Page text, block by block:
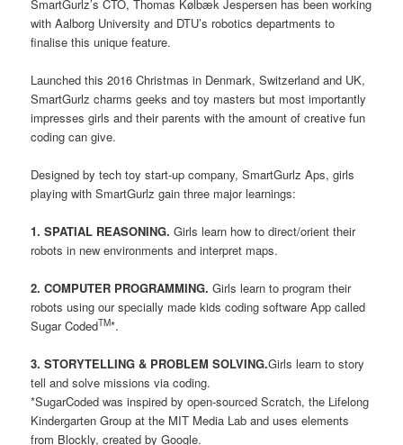
SmartGurlz’s CTO, Thomas Kølbæk Jespersen has been working
with Aalborg University and DTU’s robotics departments to
finalise this unique feature.
Launched this 2016 Christmas in Denmark, Switzerland and UK,
SmartGurlz charms geeks and toy masters but most importantly
impresses girls and their parents with the amount of creative fun
coding can give.
Designed by tech toy start-up company, SmartGurlz Aps, girls
playing with SmartGurlz gain three major learnings:
1. SPATIAL REASONING. Girls learn how to direct/orient their
robots in new environments and interpret maps.
2. COMPUTER PROGRAMMING.Girls learn to program their
robots using our specially made kids coding software App called
Sugar CodedTM*.
3. STORYTELLING & PROBLEM SOLVING.Girls learn to story
tell and solve missions via coding.
*SugarCoded was inspired by open-sourced Scratch, the Lifelong
Kindergarten Group at the MIT Media Lab and uses elements
from Blockly, created by Google.